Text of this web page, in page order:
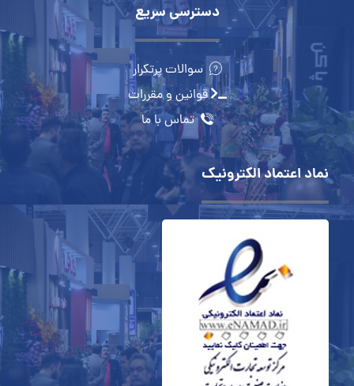
دسترسی سریع
سوالات پرتکرار
قوانین و مقررات
تماس با ما
نماد اعتماد الکترونیک